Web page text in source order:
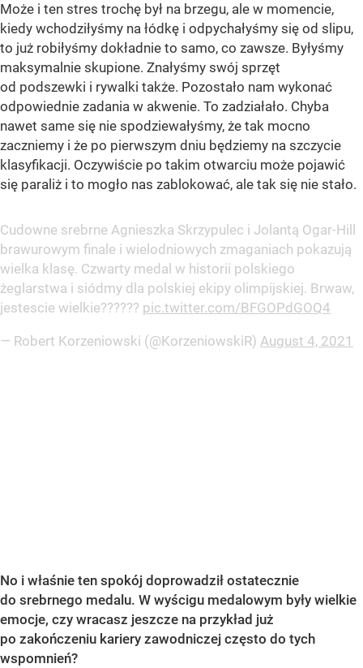
Może i ten stres trochę był na brzegu, ale w momencie,
kiedy wchodziłyśmy na łódkę i odpychałyśmy się od slipu,
to już robiłyśmy dokładnie to samo, co zawsze. Byłyśmy
maksymalnie skupione. Znałyśmy swój sprzęt
od podszewki i rywalki także. Pozostało nam wykonać
odpowiednie zadania w akwenie. To zadziałało. Chyba
nawet same się nie spodziewałyśmy, że tak mocno
zaczniemy i że po pierwszym dniu będziemy na szczycie
klasyfikacji. Oczywiście po takim otwarciu może pojawić
się paraliż i to mogło nas zablokować, ale tak się nie stało.
Cudowne srebrne Agnieszka Skrzypulec i Jolantą Ogar-Hill
brawurowym finale i wielodniowych zmaganiach pokazują
wielka klasę. Czwarty medal w historii polskiego
żeglarstwa i siódmy dla polskiej ekipy olimpijskiej. Brwaw,
jestescie wielkie?????? pic.twitter.com/BFGOPdGOQ4
— Robert Korzeniowski (@KorzeniowskiR) August 4, 2021
No i właśnie ten spokój doprowadził ostatecznie
do srebrnego medalu. W wyścigu medalowym były wielkie
emocje, czy wracasz jeszcze na przykład już
po zakończeniu kariery zawodniczej często do tych
wspomnień?